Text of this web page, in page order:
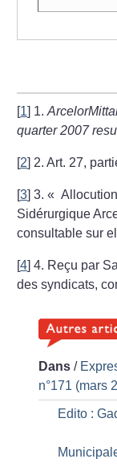
[1] 1.
quarter 2007
[2] 2. Art. 27,
[3]3. «
Sidérurgique
consultable sur
[4]4. Reçu par
des syndicats,
Dans /
n°171 (mars
Edito :